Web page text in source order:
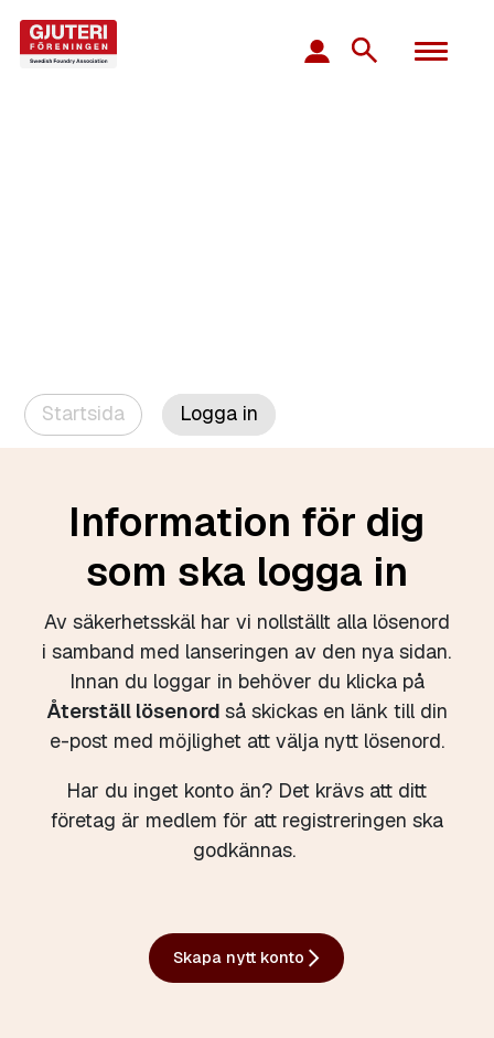
Startsida Logga in
Information för dig
som ska logga in
Av säkerhetsskäl har vi nollställt alla lösenord
i samband med lanseringen av den nya sidan.
Innan du loggar in behöver du klicka på
Återställ lösenord så skickas en länk till din
e-post med möjlighet att välja nytt lösenord.
Har du inget konto än? Det krävs att ditt
företag är medlem för att registreringen ska
godkännas.
Skapa nytt konto